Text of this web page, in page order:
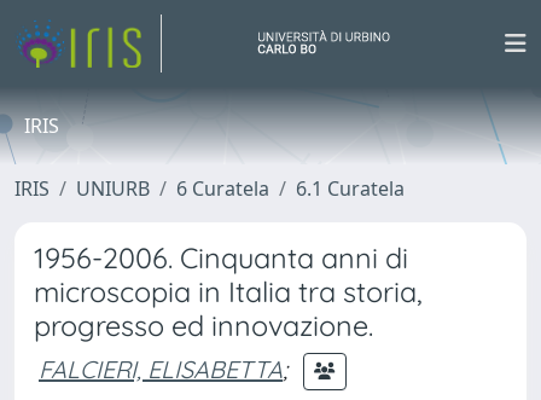
IRIS
IRIS UNIURB 6 Curatela 6.1 Curatela
1956-2006. Cinquanta anni di
microscopia in Italia tra storia,
progresso ed innovazione.
FALCIERI, ELISABETTA;